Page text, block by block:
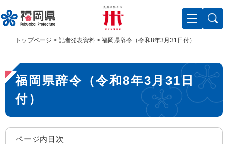
ー
ジ
で
す
ニ
ュ
ば
し
文
トップページ > 記者発表資料 > 福岡県辞令（令和8年3月31日付）
本
文
福岡県辞令（令和8年3月31日
付）
ページ内目次